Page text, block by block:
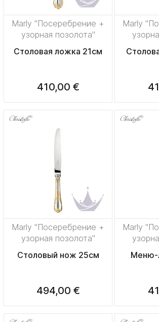
Marly "Посеребрение +
узорная позолота"
Столовая ложка 21см
410,00 €
Marly
Marly "Посеребрение +
узорная позолота"
Столовый нож 25см
494,00 €
Marly
Меню-